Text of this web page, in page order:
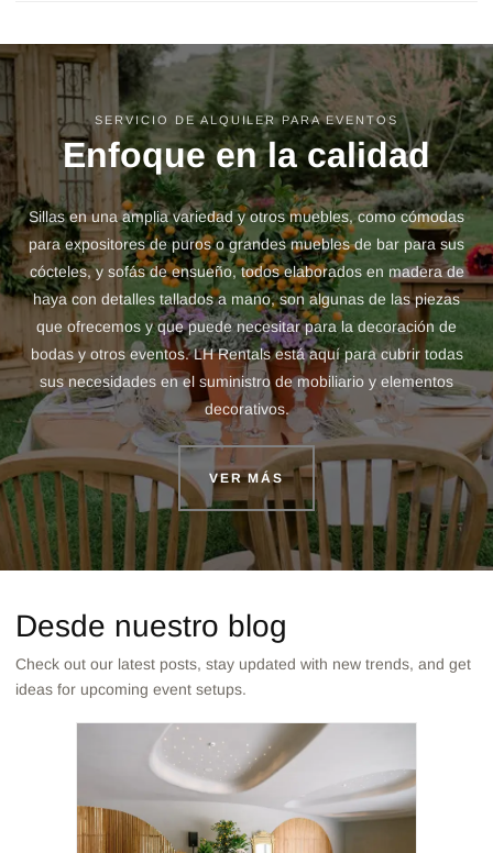
SERVICIO DE ALQUILER PARA EVENTOS
Enfoque en la calidad
Sillas en una amplia variedad y otros muebles, como cómodas
para expositores de puros o grandes muebles de bar para sus
cócteles, y sofás de ensueño, todos elaborados en madera de
haya con detalles tallados a mano, son algunas de las piezas
que ofrecemos y que puede necesitar para la decoración de
bodas y otros eventos. LH Rentals está aquí para cubrir todas
sus necesidades en el suministro de mobiliario y elementos
decorativos.
VER MÁS
Desde nuestro blog
Check out our latest posts, stay updated with new trends, and get
ideas for upcoming event setups.